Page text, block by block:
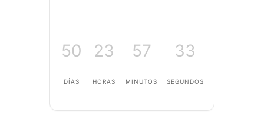
50
DÍAS
23
HORAS
57
MINUTOS
33
SEGUNDOS